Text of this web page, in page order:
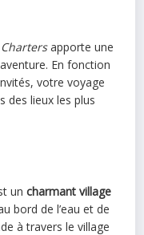
apporte une
En fonction
votre voyage
des lieux les plus
uncharmant village
bord de l’eau et de
à travers le village